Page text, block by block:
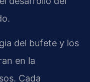
del bufete y los
en la
Cada